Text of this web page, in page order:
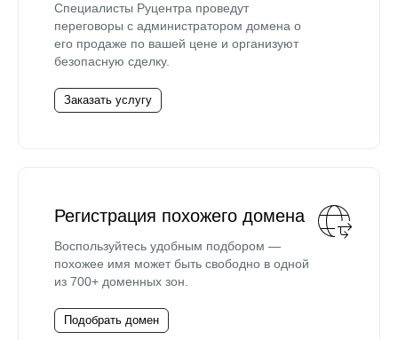
Специалисты Руцентра проведут
переговоры с администратором домена о
его продаже по вашей цене и организуют
безопасную сделку.
Заказать услугу
Регистрация похожего домена
Воспользуйтесь удобным подбором —
похожее имя может быть свободно в одной
из 700+ доменных зон.
Подобрать домен